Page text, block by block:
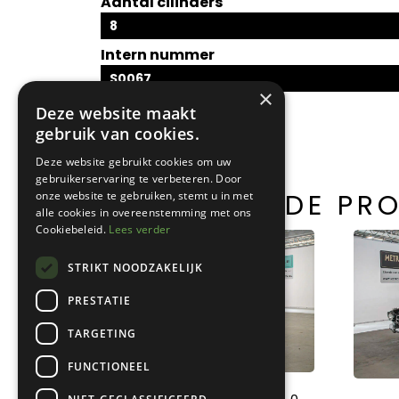
8
Intern nummer
S0067
GERELATEERDE
×
Deze website maakt
gebruik van cookies.
Deze website gebruikt cookies om uw
gebruikerservaring te verbeteren. Door
onze website te gebruiken, stemt u in met
alle cookies in overeenstemming met ons
Cookiebeleid. Lees verder
STRIKT NOODZAKELIJK
PRESTATIE
TARGETING
FUNCTIONEEL